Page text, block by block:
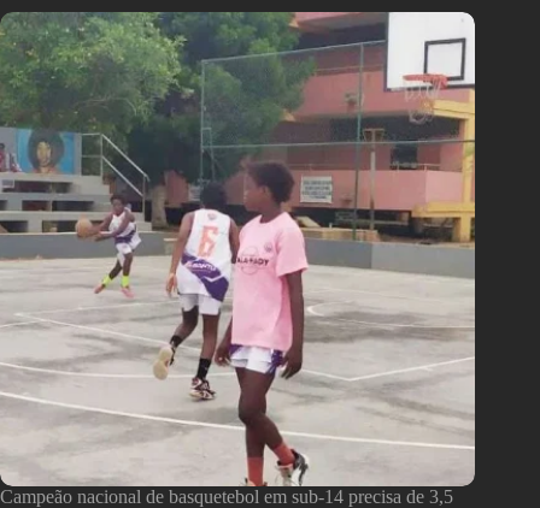
Campeão nacional de basquetebol em sub-14 precisa de 3,5